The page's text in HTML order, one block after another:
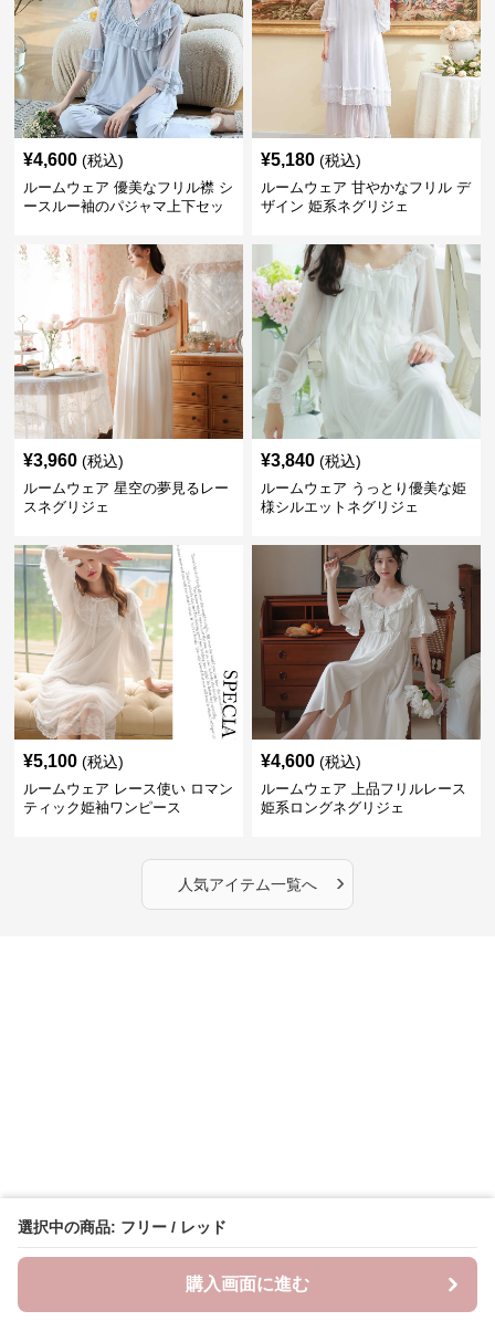
選択中の商品: フリー / レッド
購入画面に進む
¥4,600 (税込)
ルームウェア 優美なフリル襟 シ
ースルー袖のパジャマ上下セッ
¥5,180 (税込)
ルームウェア 甘やかなフリル デ
ザイン 姫系ネグリジェ
¥3,960 (税込)
ルームウェア 星空の夢見るレー
スネグリジェ
¥3,840 (税込)
ルームウェア うっとり優美な姫
様シルエットネグリジェ
¥5,100 (税込)
ルームウェア レース使い ロマン
ティック姫袖ワンピース
¥4,600 (税込)
ルームウェア 上品フリルレース
姫系ロングネグリジェ
人気アイテム一覧へ ›